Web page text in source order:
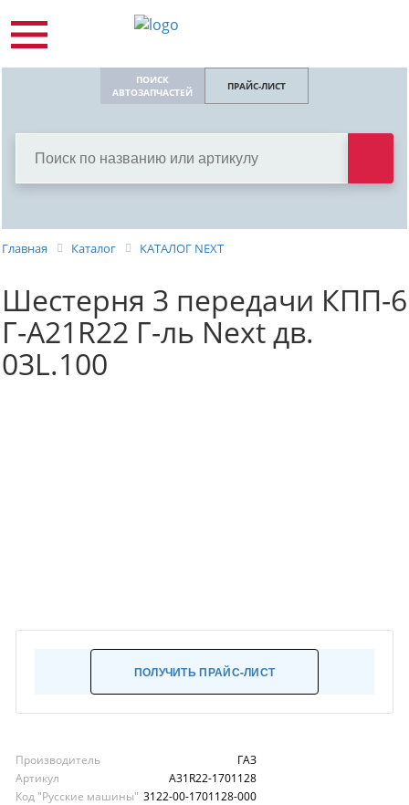
ПОИСК
АВТОЗАПЧАСТЕЙ
ПРАЙС-ЛИСТ
Главная Каталог КАТАЛОГ NEXT
Шестерня 3 передачи КПП-6
Г-А21R22 Г-ль Next дв.
03L.100
ПОЛУЧИТЬ ПРАЙС-ЛИСТ
Производитель
ГАЗ
Артикул
А31R22-1701128
Код "Русские машины" 3122-00-1701128-000